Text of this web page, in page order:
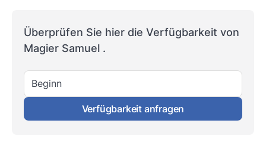
Überprüfen Sie hier die Verfügbarkeit von
Magier Samuel .
Beginn
Verfügbarkeit anfragen